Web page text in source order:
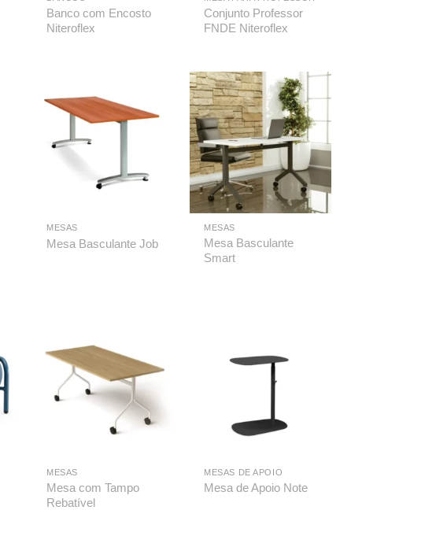
Banco com Encosto
Niteroflex
Conjunto Professor
FNDE Niteroflex
MESAS
Mesa Basculante Job
MESAS
Mesa Basculante
Smart
MESAS
Mesa com Tampo
Rebatível
MESAS DE APOIO
Mesa de Apoio Note